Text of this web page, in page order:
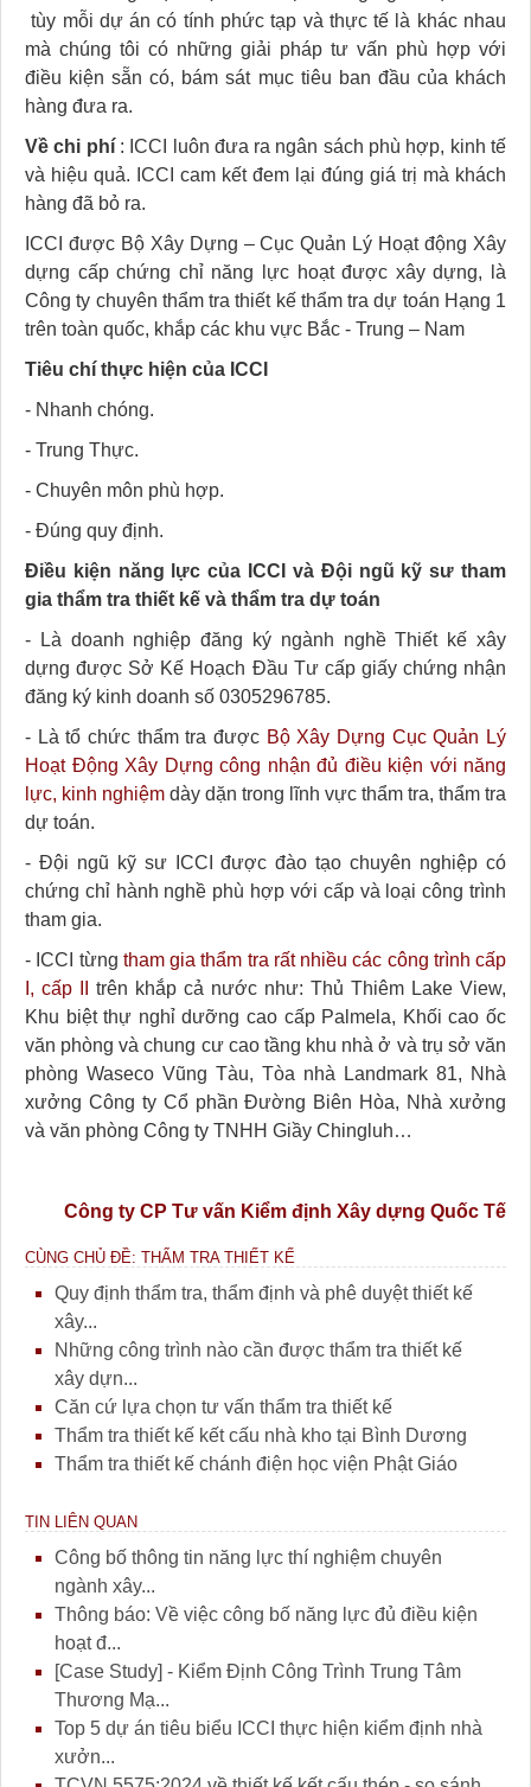
tùy mỗi dự án có tính phức tạp và thực tế là khác nhau
mà chúng tôi có những giải pháp tư vấn phù hợp với
điều kiện sẵn có, bám sát mục tiêu ban đầu của khách
hàng đưa ra.
Về chi phí: ICCI luôn đưa ra ngân sách phù hợp, kinh tế
và hiệu quả. ICCI cam kết đem lại đúng giá trị mà khách
hàng đã bỏ ra.
ICCI được Bộ Xây Dựng – Cục Quản Lý Hoạt động Xây
dựng cấp chứng chỉ năng lực hoạt được xây dựng, là
Công ty chuyên thẩm tra thiết kế thẩm tra dự toán Hạng 1
trên toàn quốc, khắp các khu vực Bắc - Trung – Nam
Tiêu chí thực hiện của ICCI
- Nhanh chóng.
- Trung Thực.
- Chuyên môn phù hợp.
- Đúng quy định.
Điều kiện năng lực của ICCI và Đội ngũ kỹ sư tham
gia thẩm tra thiết kế và thẩm tra dự toán
- Là doanh nghiệp đăng ký ngành nghề Thiết kế xây
dựng được Sở Kế Hoạch Đầu Tư cấp giấy chứng nhận
đăng ký kinh doanh số 0305296785.
- Là tổ chức thẩm tra được Bộ Xây Dựng Cục Quản Lý
Hoạt Động Xây Dựng công nhận đủ điều kiện với năng
lực, kinh nghiệm dày dặn trong lĩnh vực thẩm tra, thẩm tra
dự toán.
- Đội ngũ kỹ sư ICCI được đào tạo chuyên nghiệp có
chứng chỉ hành nghề phù hợp với cấp và loại công trình
tham gia.
- ICCI từng tham gia thẩm tra rất nhiều các công trình cấp
I, cấp II
trên khắp cả nước như: Thủ Thiêm Lake View,
Khu biệt thự nghỉ dưỡng cao cấp Palmela, Khối cao ốc
văn phòng và chung cư cao tầng khu nhà ở và trụ sở văn
phòng Waseco Vũng Tàu, Tòa nhà Landmark 81, Nhà
xưởng Công ty Cổ phần Đường Biên Hòa, Nhà xưởng
và văn phòng Công ty TNHH Giầy Chingluh…
Công ty CP Tư vấn Kiểm định Xây dựng Quốc Tế
CÙNG CHỦ ĐỀ: THẨM TRA THIẾT KẾ
Quy định thẩm tra, thẩm định và phê duyệt thiết kế
xây...
Những công trình nào cần được thẩm tra thiết kế
xây dựn...
Căn cứ lựa chọn tư vấn thẩm tra thiết kế
Thẩm tra thiết kế kết cấu nhà kho tại Bình Dương
Thẩm tra thiết kế chánh điện học viện Phật Giáo
TIN LIÊN QUAN
Công bố thông tin năng lực thí nghiệm chuyên
ngành xây...
Thông báo: Về việc công bố năng lực đủ điều kiện
hoạt đ...
[Case Study] - Kiểm Định Công Trình Trung Tâm
Thương Mạ...
Top 5 dự án tiêu biểu ICCI thực hiện kiểm định nhà
xưởn...